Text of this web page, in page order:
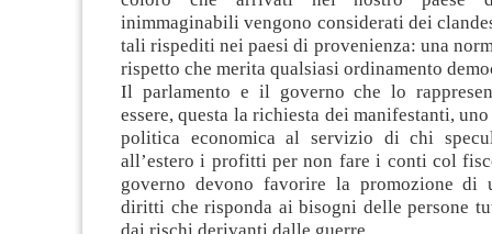
inimmaginabili vengono considerati dei
tali rispediti nei paesi di provenienza: una
rispetto che merita qualsiasi ordinamento
Il parlamento e il governo che lo
essere, questa la richiesta dei manifestanti,
politica economica al servizio di chi
all’estero i profitti per non fare i conti col
governo devono favorire la promozione di
diritti che risponda ai bisogni delle persone